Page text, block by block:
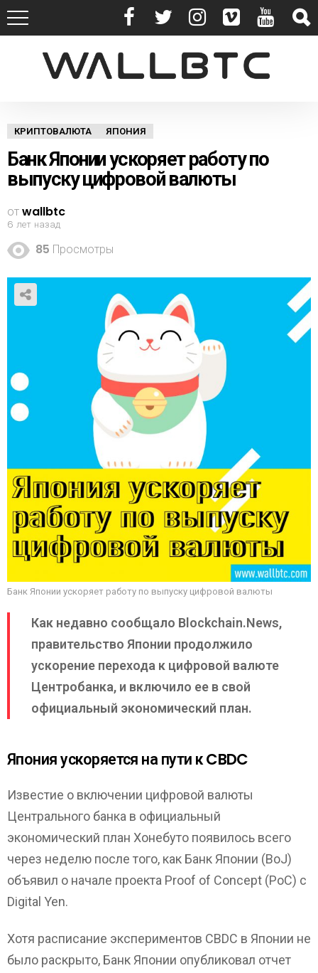
КРИПТОВАЛЮТА ЯПОНИЯ
Банк Японии ускоряет работу по
выпуску цифровой валюты
отwallbtc
6 лет назад
85 Просмотры
Банк Японии ускоряет работу по выпуску цифровой валюты
Как недавно сообщало Blockchain.News,
правительство Японии продолжило
ускорение перехода к цифровой валюте
Центробанка, и включило еe в свой
официальный экономический план.
Япония ускоряется на пути к CBDC
Известие о включении цифровой валюты
Центрального банка в официальный
экономический план Хонебуто появилось всего
через неделю после того, как Банк Японии (BoJ)
объявил о начале проекта Proof of Concept (PoC) с
Digital Yen.
Хотя расписание экспериментов CBDC в Японии не
было раскрыто, Банк Японии опубликовал отчет